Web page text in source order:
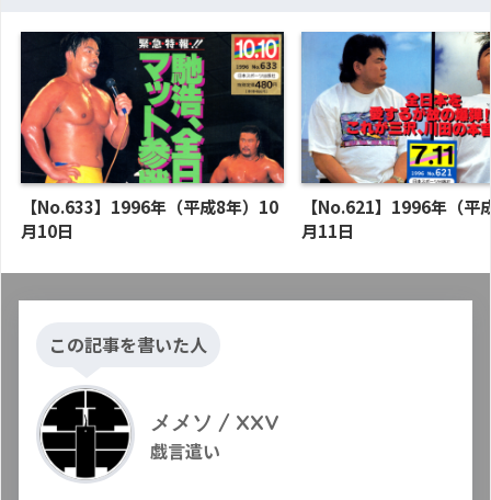
【No.633】1996年（平成8年）10
月10日
【No.621】1996年（平
月11日
この記事を書いた人
メメソ / XXV
戯言遣い